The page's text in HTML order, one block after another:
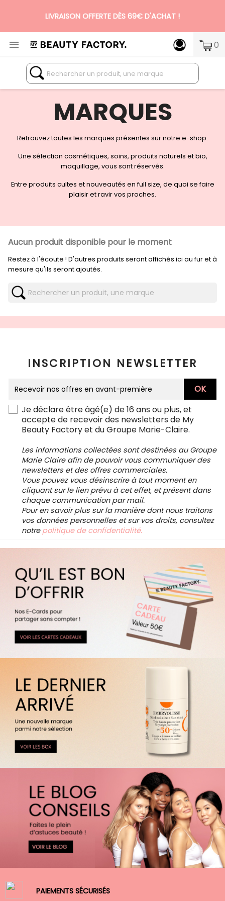
LIVRAISON OFFERTE DÈS 69€ D'ACHAT !
N°1 DES BOX BEAUTÉ PREMIUM SANS ENGAGEMENT
 0
MARQUES
Retrouvez toutes les marques présentes sur notre e-shop.
Une sélection cosmétiques, soins, produits naturels et bio,
maquillage, vous sont réservés.
Entre produits cultes et nouveautés en full size, de quoi se faire
plaisir et ravir vos proches.
Aucun produit disponible pour le moment
Restez à l'écoute ! D'autres produits seront affichés ici au fur et à
mesure qu'ils seront ajoutés.
INSCRIPTION NEWSLETTER
Je déclare être âgé(e) de 16 ans ou plus, et
accepte de recevoir des newsletters de My
Beauty Factory et du Groupe Marie-Claire.
Les informations collectées sont destinées au Groupe
Marie Claire afin de pouvoir vous communiquer des
newsletters et des offres commerciales.
Vous pouvez vous désinscrire à tout moment en
cliquant sur le lien prévu à cet effet, et présent dans
chaque communication par mail.
Pour en savoir plus sur la manière dont nous traitons
vos données personnelles et sur vos droits, consultez
notre politique de confidentialité.
PAIEMENTS SÉCURISÉS